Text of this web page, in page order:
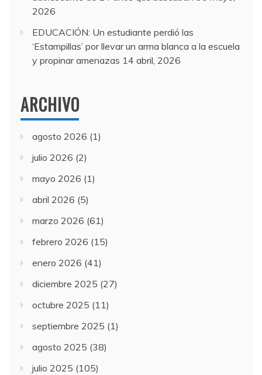
2026
EDUCACIÓN: Un estudiante perdió las
‘Estampillas’ por llevar un arma blanca a la escuela
y propinar amenazas 14 abril, 2026
ARCHIVO
agosto 2026 (1)
julio 2026 (2)
mayo 2026 (1)
abril 2026 (5)
marzo 2026 (61)
febrero 2026 (15)
enero 2026 (41)
diciembre 2025 (27)
octubre 2025 (11)
septiembre 2025 (1)
agosto 2025 (38)
julio 2025 (105)